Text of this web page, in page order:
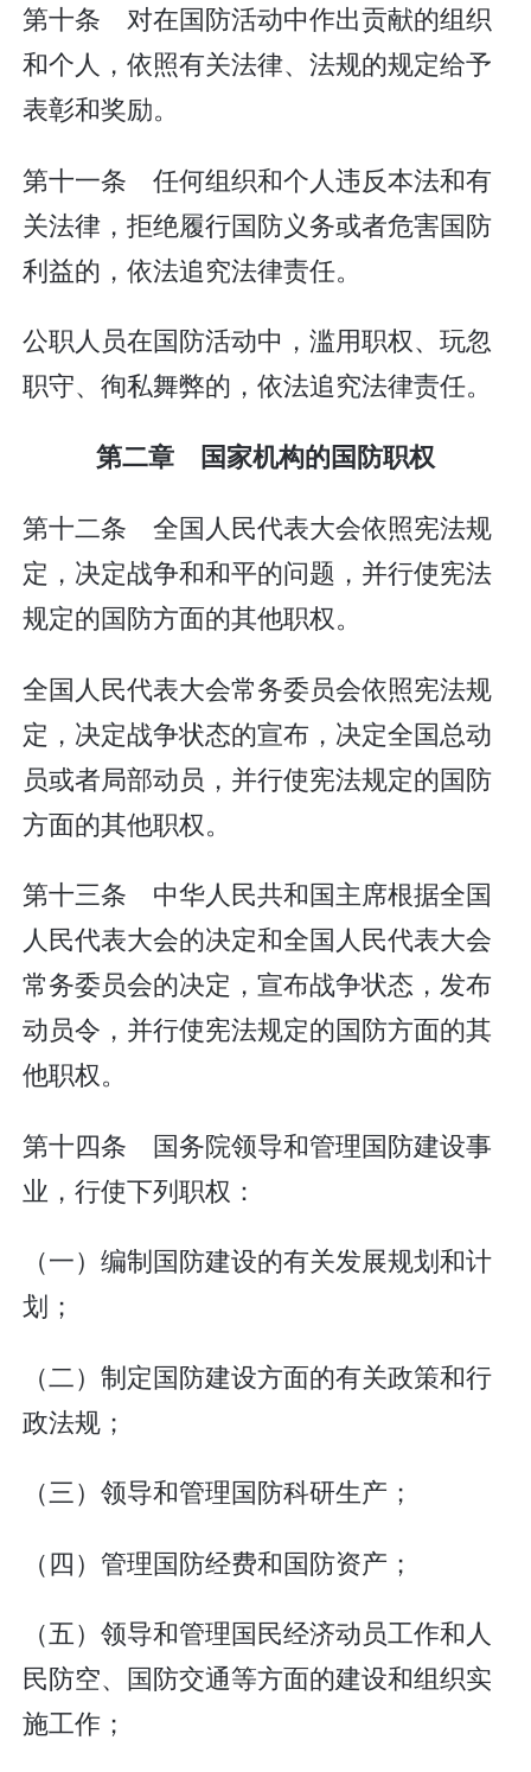
第十条 对在国防活动中作出贡献的组织
和个人，依照有关法律、法规的规定给予
表彰和奖励。
第十一条 任何组织和个人违反本法和有
关法律，拒绝履行国防义务或者危害国防
利益的，依法追究法律责任。
公职人员在国防活动中，滥用职权、玩忽
职守、徇私舞弊的，依法追究法律责任。
第二章 国家机构的国防职权
第十二条 全国人民代表大会依照宪法规
定，决定战争和和平的问题，并行使宪法
规定的国防方面的其他职权。
全国人民代表大会常务委员会依照宪法规
定，决定战争状态的宣布，决定全国总动
员或者局部动员，并行使宪法规定的国防
方面的其他职权。
第十三条 中华人民共和国主席根据全国
人民代表大会的决定和全国人民代表大会
常务委员会的决定，宣布战争状态，发布
动员令，并行使宪法规定的国防方面的其
他职权。
第十四条 国务院领导和管理国防建设事
业，行使下列职权：
（一）编制国防建设的有关发展规划和计
划；
（二）制定国防建设方面的有关政策和行
政法规；
（三）领导和管理国防科研生产；
（四）管理国防经费和国防资产；
（五）领导和管理国民经济动员工作和人
民防空、国防交通等方面的建设和组织实
施工作；